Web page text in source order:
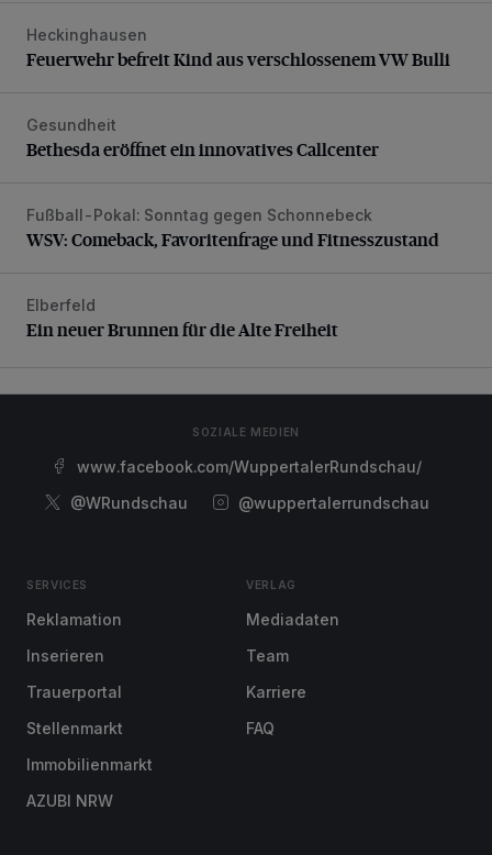
Feuerwehr befreit Kind aus verschlossenem VW Bulli
Heckinghausen
Feuerwehr befreit Kind aus verschlossenem VW Bulli
Bethesda eröffnet ein innovatives Callcenter
Gesundheit
Bethesda eröffnet ein innovatives Callcenter
WSV: Comeback, Favoritenfrage und Fitnesszustand
Fußball-Pokal: Sonntag gegen Schonnebeck
WSV: Comeback, Favoritenfrage und Fitnesszustand
Ein neuer Brunnen für die Alte Freiheit
Elberfeld
Ein neuer Brunnen für die Alte Freiheit
SOZIALE MEDIEN
www.facebook.com/WuppertalerRundschau/
@WRundschau
@wuppertalerrundschau
SERVICES
Reklamation
Inserieren
Trauerportal
Stellenmarkt
Immobilienmarkt
AZUBI NRW
VERLAG
Mediadaten
Team
Karriere
FAQ